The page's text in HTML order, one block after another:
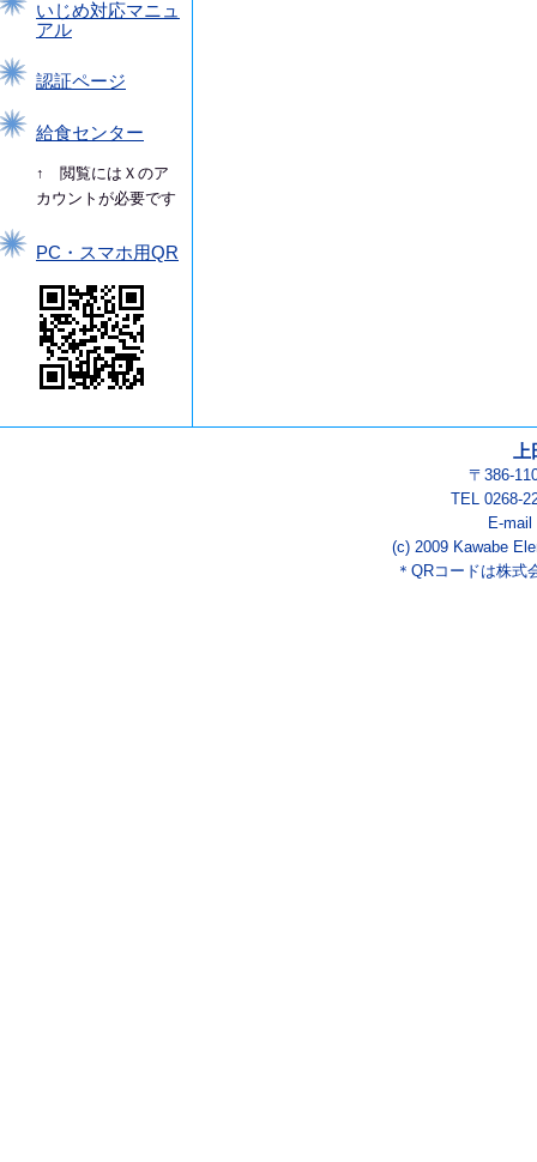
いじめ対応マニュ
アル
認証ページ
給食センター
↑ 閲覧にはＸのア
カウントが必要です
PC・スマホ用QR
〒386-
TEL 0268-
E-mail
(c) 2009 Kawabe
＊QRコードは株式